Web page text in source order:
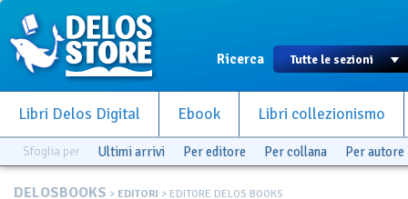
Ricerca
Libri Delos Digital Ebook Libri collezionismo
Sfoglia per Ultimi arrivi Per editore Per collana Per autore
DELOSBOOKS > EDITORI > EDITORE DELOS BOOKS